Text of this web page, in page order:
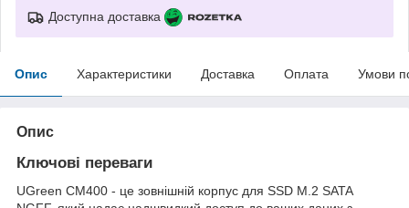
Доступна доставка
Опис Характеристики Доставка Оплата Умови
Опис
Ключові переваги
UGreen CM400 - це зовнішній корпус для SSD M.2 SATA